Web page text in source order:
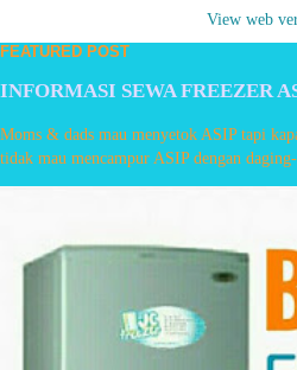
View web
FEATURED POST
INFORMASI SEWA FREEZER
Moms & dads mau menyetok ASIP tapi
tidak mau mencampur ASIP dengan